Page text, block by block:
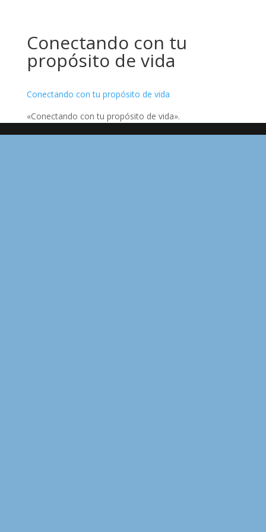
Conectando con tu
propósito de vida
Conectando con tu propósito de vida
«Conectando con tu propósito de vida».